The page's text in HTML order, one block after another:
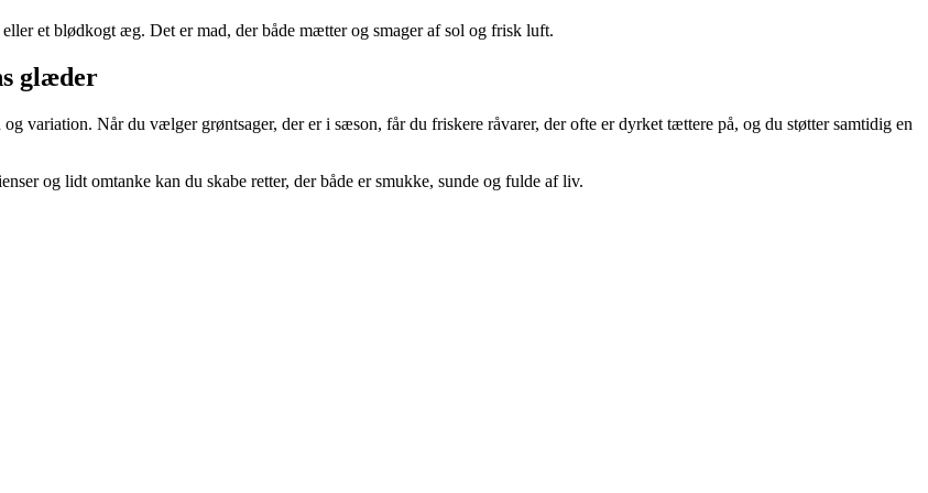
et blødkogt æg. Det er mad, der både mætter og smager af sol og frisk luft.
glæder
variation. Når du vælger grøntsager, der er i sæson, får du friskere råvarer, der ofte er dyrket tættere på, og du støtter samtidig en
og lidt omtanke kan du skabe retter, der både er smukke, sunde og fulde af liv.